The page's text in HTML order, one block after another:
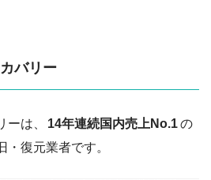
バリー
は、 14年連続国内売上No.1の
・復元業者です。